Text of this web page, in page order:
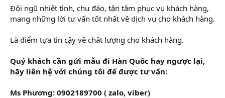
Đội ngũ nhiệt tình, chu đáo, tận tâm phục vụ khách hàng,
mang những lời tư vấn tốt nhất về dịch vụ cho khách hàng.
Là điểm tựa tin cậy về chất lượng cho khách hàng.
Quý khách cần gửi mẫu đi Hàn Quốc hay ngược lại,
hãy liên hệ với chúng tôi để được tư vấn:
Ms Phương: 0902189700 ( zalo, viber)